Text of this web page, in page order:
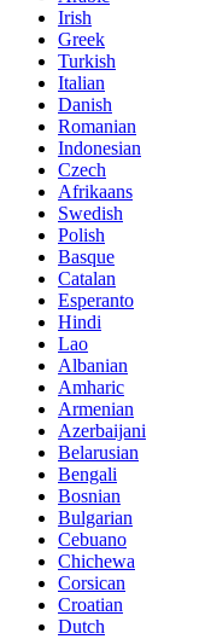
Irish
Greek
Turkish
Italian
Danish
Romanian
Indonesian
Czech
Afrikaans
Swedish
Polish
Basque
Catalan
Esperanto
Hindi
Lao
Albanian
Amharic
Armenian
Azerbaijani
Belarusian
Bengali
Bosnian
Bulgarian
Cebuano
Chichewa
Corsican
Croatian
Dutch